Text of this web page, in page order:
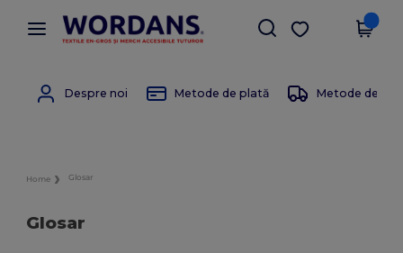
× Aplicația Wordans
Prețuri mai bune în aplicație!
Descarcă app
Despre noi Metode de plată Metode de
Home Glosar
Glosar